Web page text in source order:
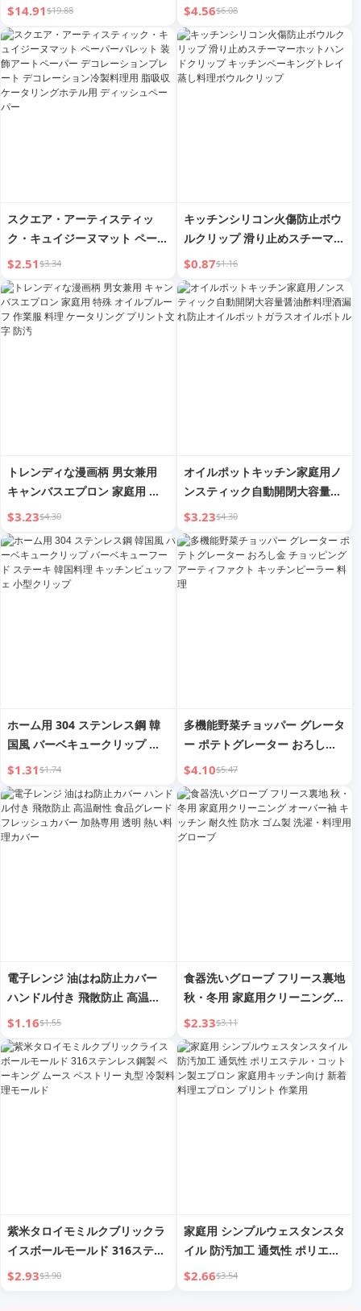
ス製オイルボトル 料理用ワイン
ボトル 家庭用キッチン 醤油 酢
クリュエット 漏れ防止
$14.91$19.88
ションKスタイル 大人用 料理
仕事 染み防止 散髪
$4.56$6.08
スクエア・アーティスティッ
ク・キュイジーヌマット ペーパ
ーパレット 装飾アートペーパー
デコレーションプレート デコレ
ーション冷製料理用 脂吸収 ケ
ータリングホテル用 ディッシュ
ペーパー
$2.51$3.34
キッチンシリコン火傷防止ボウ
ルクリップ 滑り止めスチーマー
ホットハンドクリップ キッチン
ベーキングトレイ蒸し料理ボウ
ルクリップ
$0.87$1.16
トレンディな漫画柄 男女兼用
キャンバスエプロン 家庭用 特
殊 オイルプルーフ 作業服 料理
ケータリング プリント文字 防
汚
$3.23$4.30
オイルポットキッチン家庭用ノ
ンスティック自動開閉大容量醤
油酢料理酒漏れ防止オイルポッ
トガラスオイルボトル
$3.23$4.30
ホーム用 304 ステンレス鋼 韓
国風 バーベキュークリップ バ
ーベキューフード ステーキ 韓
国料理 キッチンビュッフェ 小
型クリップ
$1.31$1.74
多機能野菜チョッパー グレータ
ー ポテトグレーター おろし金
チョッピングアーティファクト
キッチンピーラー 料理
$4.10$5.47
電子レンジ 油はね防止カバー
ハンドル付き 飛散防止 高温耐
性 食品グレード フレッシュカ
バー 加熱専用 透明 熱い料理カ
バー
$1.16$1.55
食器洗いグローブ フリース裏地
秋・冬用 家庭用クリーニング
オーバー袖 キッチン 耐久性 防
水 ゴム製 洗濯・料理用グロー
ブ
$2.33$3.11
紫米タロイモミルクブリックラ
イスボールモールド 316ステン
レス鋼製 ベーキング ムース ペ
$2.93$3.90
家庭用 シンプルウェスタンスタ
イル 防汚加工 通気性 ポリエス
テル・コットン製エプロン 家庭
$2.66$3.54